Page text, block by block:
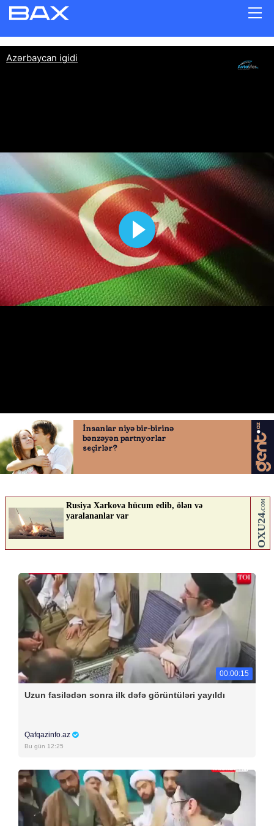
Azərbaycan igidi
00:00:15
Uzun fasilədən sonra ilk dəfə görüntüləri yayıldı
Qafqazinfo.az
Bu gün 12:25